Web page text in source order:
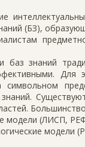
(БЗ),
баз знаний
Для
символьном
знаний.
модели (ЛИСП,
модели